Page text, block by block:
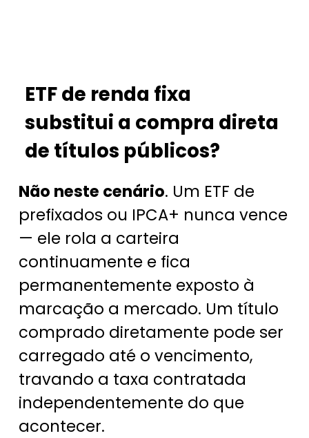
Não neste cenário. Um ETF de
prefixados ou IPCA+ nunca vence
— ele rola a carteira
continuamente e fica
permanentemente exposto à
marcação a mercado. Um título
comprado diretamente pode ser
carregado até o vencimento,
travando a taxa contratada
independentemente do que
acontecer.
ETF de renda fixa
substitui a compra direta
de títulos públicos?